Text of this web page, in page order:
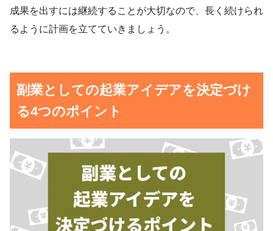
成果を出すには継続することが大切なので、長く続けられ
るように計画を立てていきましょう。
副業としての起業アイデアを決定づけ
る4つのポイント